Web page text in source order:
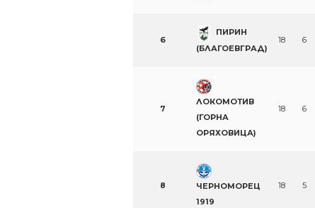
6
ПИРИН
(БЛАГОЕВГРАД)
18 6
7
ЛОКОМОТИВ
(ГОРНА
ОРЯХОВИЦА)
18 6
8
ЧЕРНОМОРЕЦ
1919
18 5